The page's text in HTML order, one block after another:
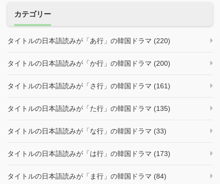
カテゴリー
タイトルの日本語読みが「あ行」の韓国ドラマ (220)
タイトルの日本語読みが「か行」の韓国ドラマ (200)
タイトルの日本語読みが「さ行」の韓国ドラマ (161)
タイトルの日本語読みが「た行」の韓国ドラマ (135)
タイトルの日本語読みが「な行」の韓国ドラマ (33)
タイトルの日本語読みが「は行」の韓国ドラマ (173)
タイトルの日本語読みが「ま行」の韓国ドラマ (84)